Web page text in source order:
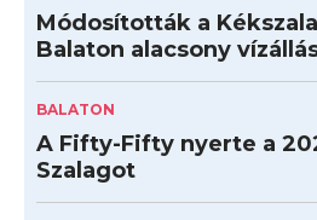
Módosították a
Balaton alacsony
BALATON
A Fifty-Fifty nyerte a
Szalagot